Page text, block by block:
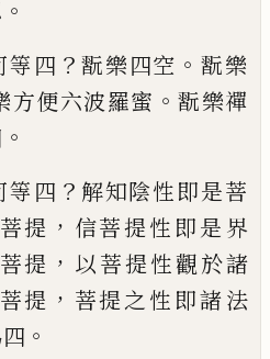
。
等四 ？ 翫樂四空 。 翫樂
方便六波羅蜜 。 翫樂禪
。
等四 ？ 解知陰性即是菩
提 ， 信菩提性即是界
提 ， 以菩提性觀於諸
提 ， 菩提之性即諸法
。